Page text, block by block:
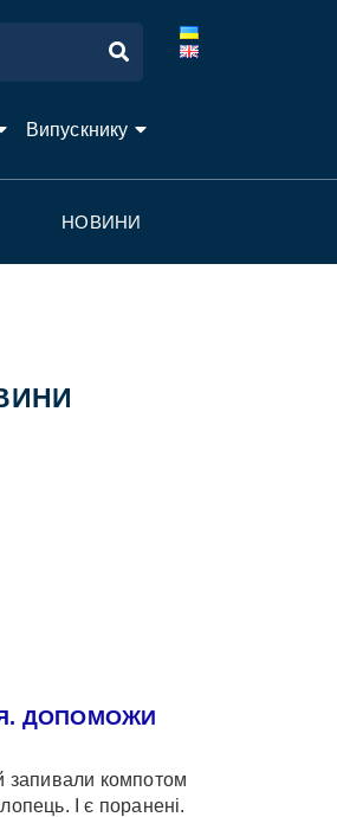
Випускнику
НОВИНИ
ДОПОМОЖИ
запивали компотом
І є поранені.